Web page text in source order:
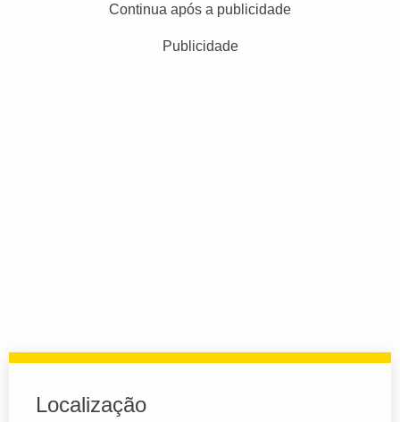
Continua após a publicidade
Publicidade
Localização